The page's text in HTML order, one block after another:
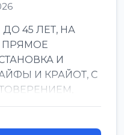
45 ЛЕТ, НА
ПРЯМОЕ
И
И КРАЙОТ, С
СВАРЩИКА.